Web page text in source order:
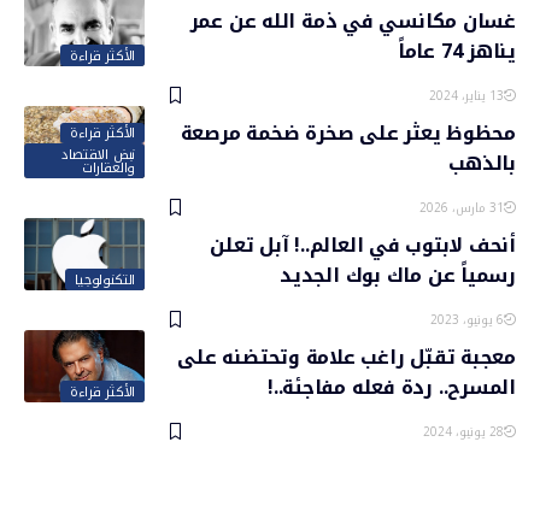
الأكثر قراءة
غسان مكانسي في ذمة الله عن عمر
يناهز 74 عاماً
13 يناير، 2024
الأكثر قراءة
نبض الاقتصاد
والعقارات
محظوظ يعثر على صخرة ضخمة مرصعة
بالذهب
31 مارس، 2026
التكنولوجيا
أنحف لابتوب في العالم..! آبل تعلن
رسمياً عن ماك بوك الجديد
6 يونيو، 2023
الأكثر قراءة
معجبة تقبّل راغب علامة وتحتضنه على
المسرح.. ردة فعله مفاجئة..!
28 يونيو، 2024